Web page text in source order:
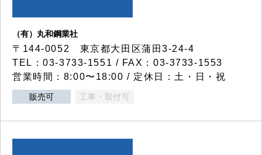
（有）丸和鋼業社
〒144-0052 東京都大田区蒲田3-24-4
TEL：03-3733-1551 / FAX：03-3733-1553
営業時間：8:00〜18:00 / 定休日：土・日・祝
販売可 工事・取付可